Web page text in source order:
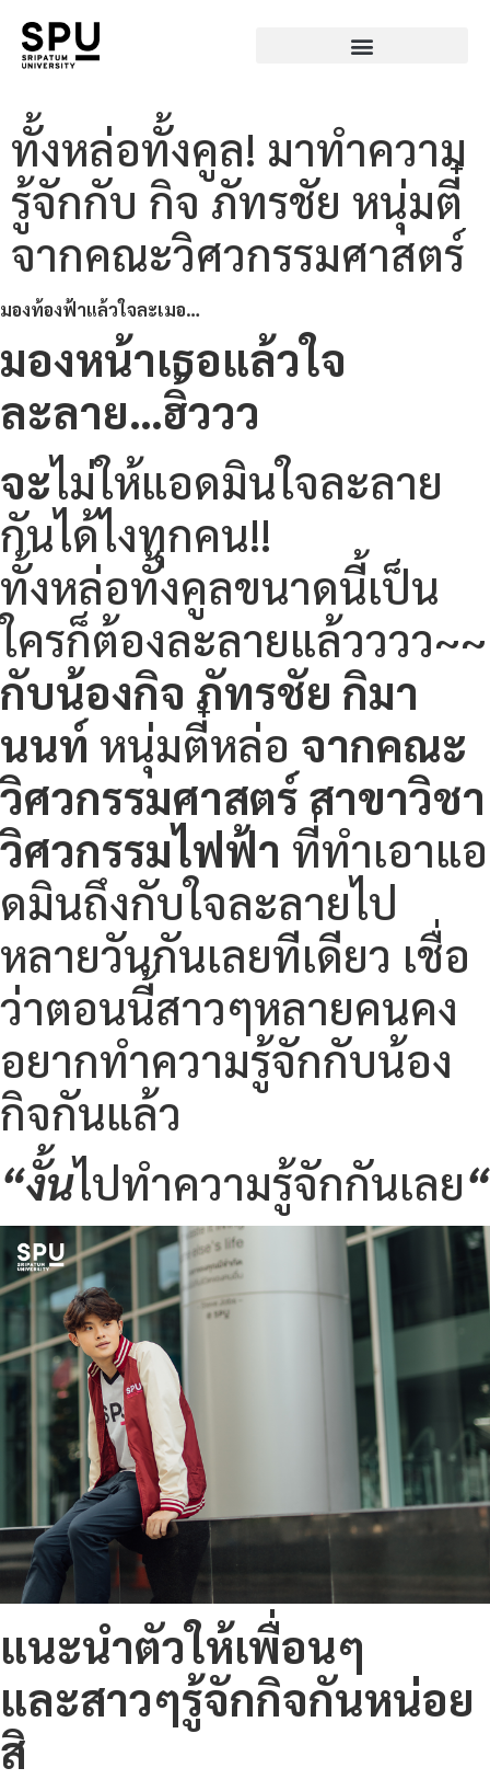
ทั้งหล่อทั้งคูล! มาทำความ
รู้จักกับ กิจ ภัทรชัย หนุ่มตี๋
จากคณะวิศวกรรมศาสตร์
มองท้องฟ้าแล้วใจละเมอ…
มองหน้าเธอแล้วใจ
ละลาย…ฮิ้ววว
จะไม่ให้แอดมินใจละลาย
กันได้ไงทุกคน!!
ทั้งหล่อทั้งคูลขนาดนี้เป็น
ใครก็ต้องละลายแล้วววว~~
กับน้องกิจ ภัทรชัย กิมา
นนท์ หนุ่มตี๋หล่อ จากคณะ
วิศวกรรมศาสตร์ สาขาวิชา
วิศวกรรมไฟฟ้า ที่ทำเอาแอ
ดมินถึงกับใจละลายไป
หลายวันกันเลยทีเดียว เชื่อ
ว่าตอนนี้สาวๆหลายคนคง
อยากทำความรู้จักกับน้อง
กิจกันแล้ว
“งั้นไปทำความรู้จักกันเลย“
แนะนำตัวให้เพื่อนๆ
และสาวๆรู้จักกิจกันหน่อย
สิ